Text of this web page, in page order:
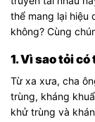
thể mang lại hiệu
không? Cùng
1. Vì sao tỏi
Từ xa xưa, cha
trùng, kháng
khử trùng và